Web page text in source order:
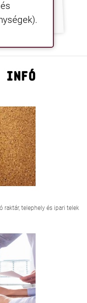
INFÓ
raktár, telephely és ipari telek